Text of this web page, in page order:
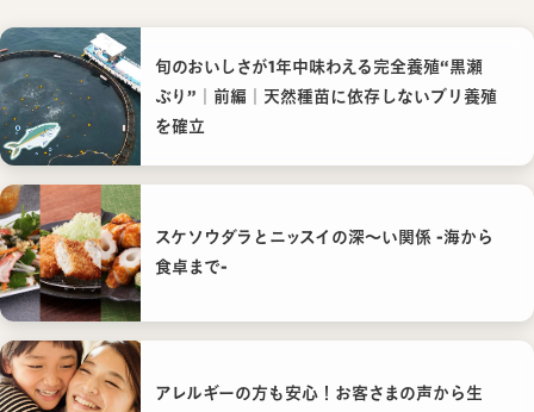
旬のおいしさが1年中味わえる完全養殖“黒瀬
ぶり”｜前編｜天然種苗に依存しないブリ養殖
を確立
スケソウダラとニッスイの深〜い関係 -海から
食卓まで-
アレルギーの方も安心！お客さまの声から生